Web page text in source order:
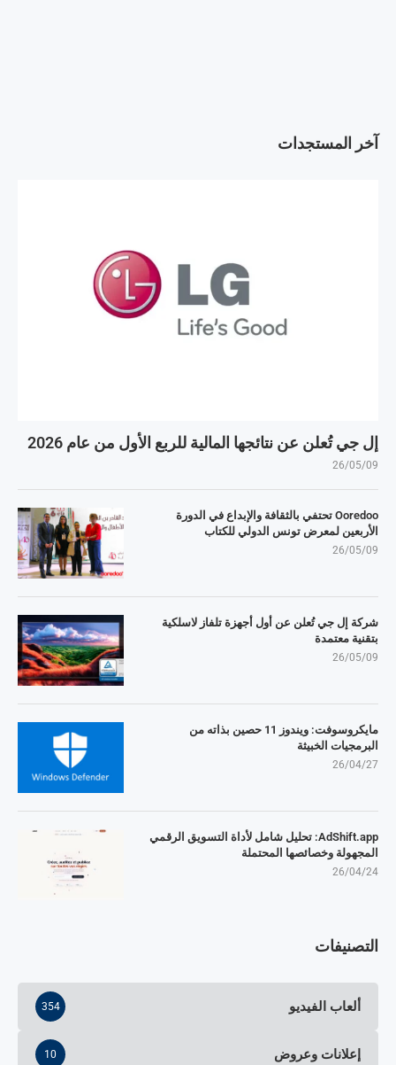
آخر المستجدات
إل جي تُعلن عن نتائجها المالية للربع الأول من عام 2026
26/05/09
Ooredoo تحتفي بالثقافة والإبداع في الدورة
الأربعين لمعرض تونس الدولي للكتاب
26/05/09
شركة إل جي تُعلن عن أول أجهزة تلفاز لاسلكية
بتقنية معتمدة
26/05/09
مايكروسوفت: ويندوز 11 حصين بذاته من
البرمجيات الخبيثة
26/04/27
AdShift.app: تحليل شامل لأداة التسويق الرقمي
المجهولة وخصائصها المحتملة
26/04/24
التصنيفات
ألعاب الفيديو 354
إعلانات وعروض 10